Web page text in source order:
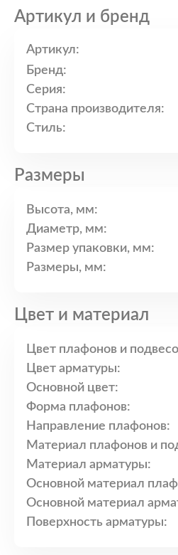
Артикул и бренд
Артикул:
Бренд:
Серия:
Страна производителя:
Стиль:
Размеры
Высота, мм:
Диаметр, мм:
Размер упаковки, мм:
Размеры, мм:
Цвет и материал
Цвет плафонов и
Цвет арматуры:
Основной цвет:
Форма плафонов:
Направление плафонов:
Материал плафонов и
Материал арматуры:
Основной материал
Основной материал
Поверхность арматуры: